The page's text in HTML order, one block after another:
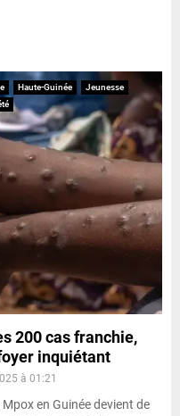
Haute-Guinée
Jeunesse
200 cas franchie,
inquiétant
à 01:21
en Guinée devient de